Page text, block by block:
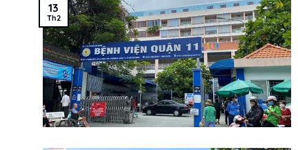
13
Th2